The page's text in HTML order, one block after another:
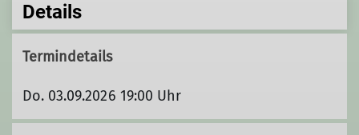
Details
Termindetails
Do. 03.09.2026 19:00 Uhr